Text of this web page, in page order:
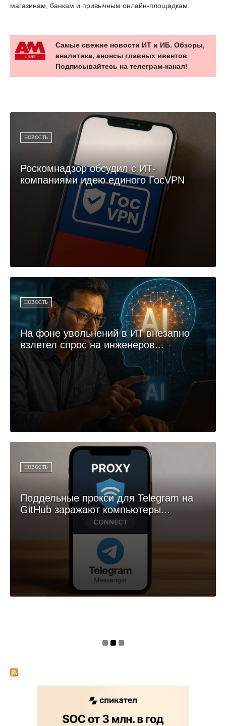
магазинам, банкам и привычным онлайн-площадкам.
Самые свежие новости ИТ и ИБ. Обзоры,
аналитика, анонсы главных ивентов
Подписывайтесь на телеграм-канал!
НОВОСТЬ
Роскомнадзор обсудил с ИТ-
компаниями идею единого ГосVPN
НОВОСТЬ
На фоне увольнений в ИТ внезапно
взлетел спрос на инженеров...
НОВОСТЬ
Поддельные прокси для Telegram на
GitHub заражают компьютеры...